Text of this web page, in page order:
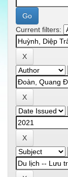
Current filters: